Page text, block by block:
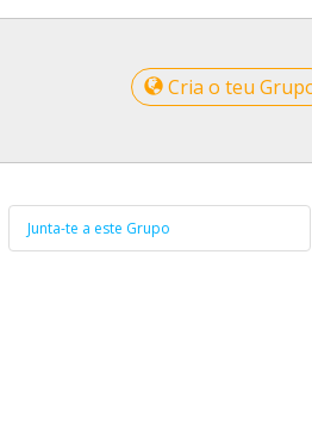
Cria o teu
Junta-te a este Grupo